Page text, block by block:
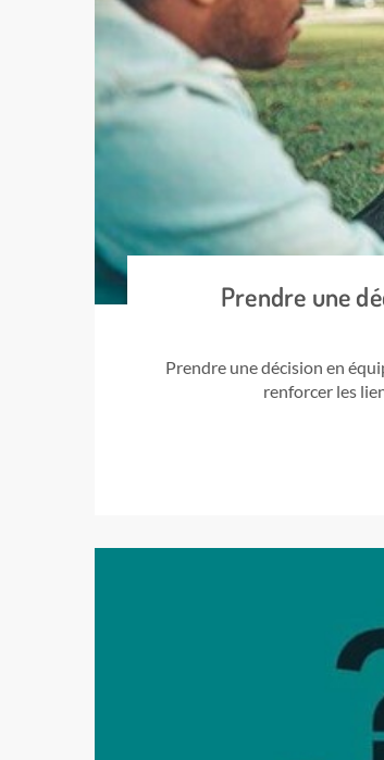
Prendre une
Prendre une décision en
renforcer les